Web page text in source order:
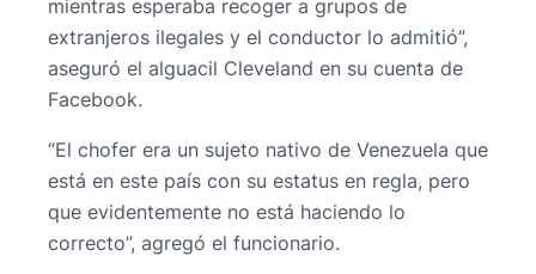
mientras esperaba recoger a grupos de
extranjeros ilegales y el conductor lo admitió”,
aseguró el alguacil Cleveland en su cuenta de
Facebook.
“El chofer era un sujeto nativo de Venezuela que
está en este país con su estatus en regla, pero
que evidentemente no está haciendo lo
correcto”, agregó el funcionario.